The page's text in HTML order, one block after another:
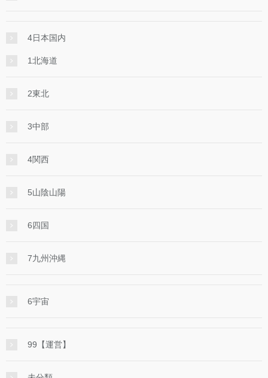
4日本国内
1北海道
2東北
3中部
4関西
5山陰山陽
6四国
7九州沖縄
6宇宙
99【運営】